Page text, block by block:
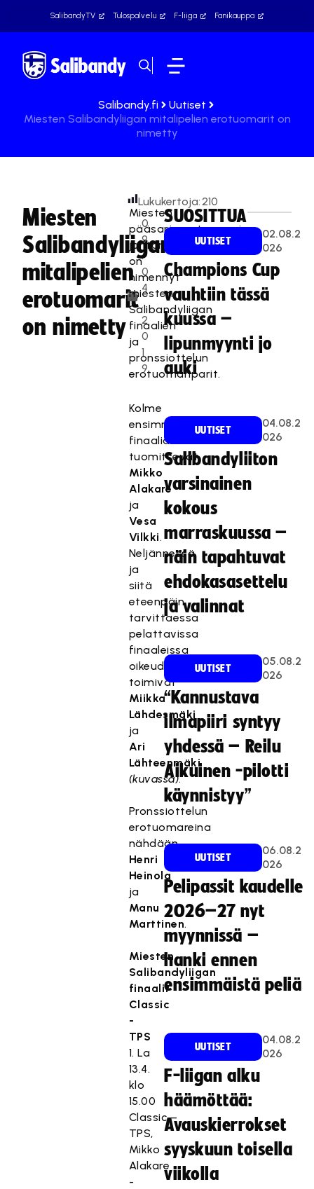
SalibandyTV Tulospalvelu F-liiga Fanikauppa
Salibandy.fi
Uutiset
Miesten Salibandyliigan mitalipelien erotuomarit on
nimetty
Miesten
Salibandyliigan
mitalipelien
erotuomarit
on nimetty
0
9
.
0
4
.
2
0
1
9
Lukukertoja:210
Miesten
pääsarjaerotuomarien
johtoryhmä
on
nimennyt
miesten
Salibandyliigan
finaalien
ja
pronssiottelun
erotuomariparit.
Kolme
ensimmäistä
finaalia
tuomitsevat
Mikko
Alakare
ja
Vesa
Vilkki.
Neljännessä
ja
siitä
eteenpäin
tarvittaessa
pelattavissa
finaaleissa
oikeudenjakajina
toimivat
Miikka
Lähdesmäki
ja
Ari
Lähteenmäki
(kuvassa).
Pronssiottelun
erotuomareina
nähdään
Henri
Heinola
ja
Manu
Marttinen.
Miesten
Salibandyliigan
finaalit
Classic
-
TPS
1. La
13.4.
klo
15.00
Classic –
TPS,
Mikko
Alakare
-
SUOSITTUA
UUTISET
02.08.2
026
Champions Cup
vauhtiin tässä
kuussa –
lipunmyynti jo
auki
UUTISET
04.08.2
026
Salibandyliiton
varsinainen
kokous
marraskuussa –
näin tapahtuvat
ehdokasasettelu
ja valinnat
UUTISET
05.08.2
026
“Kannustava
ilmapiiri syntyy
yhdessä – Reilu
Aikuinen -pilotti
käynnistyy”
UUTISET
06.08.2
026
Pelipassit kaudelle
2026–27 nyt
myynnissä –
hanki ennen
ensimmäistä peliä
UUTISET
04.08.2
026
F-liigan alku
häämöttää:
Avauskierrokset
syyskuun toisella
viikolla